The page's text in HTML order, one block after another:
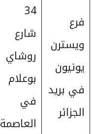
فرع
ويسترن
يونيون
في بريد
الجزائر
34
شارع
روشاي
بوعلام
في
العاصمة